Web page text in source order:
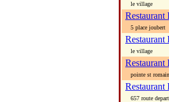
le village
Restaurant
5 place joubert
Restaurant
le village
Restaurant
pointe st romain
Restaurant
657 route